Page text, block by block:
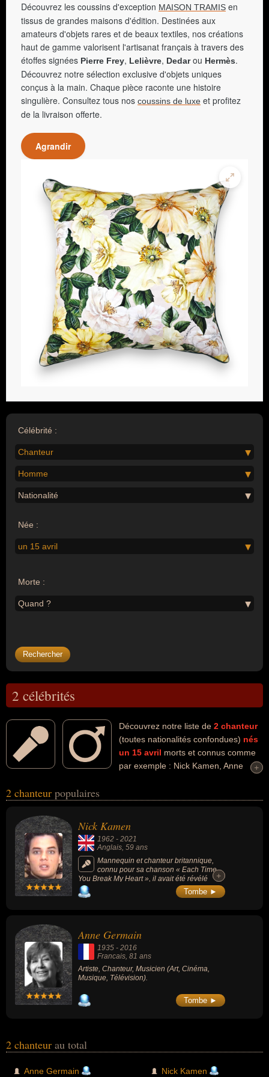
Découvrez les coussins d'exception MAISON TRAMIS en
tissus de grandes maisons d'édition. Destinées aux
amateurs d'objets rares et de beaux textiles, nos créations
haut de gamme valorisent l'artisanat français à travers des
étoffes signées Pierre Frey, Lelièvre, Dedarou Hermès.
Découvrez notre sélection exclusive d'objets uniques
conçus à la main. Chaque pièce raconte une histoire
singulière. Consultez tous nos coussins de luxe et profitez
de la livraison offerte.
Agrandir
Célébrité :
Chanteur
Homme
Nationalité
Née :
un 15 avril
Morte :
Quand ?
2 célébrités
Découvrez notre liste de 2 chanteur
(toutes nationalités confondues) nés
un 15 avril morts et connus comme
par exemple : Nick Kamen, Anne
liens variés dans les domaines de l'art, de la musique, de la pop,
avoir été artiste, chanteur de pop, mannequin ou musicien. En ce
qui concerne leurs nationalités au moment de leurs morts, ils
peuvent avoir été anglais ou francais par exemple.
+
+
2 chanteur populaires
Nick Kamen
1962 - 2021
Anglais, 59 ans
Mannequin et chanteur britannique,
connu pour sa chanson « Each Time
You Break My Heart », il avait été révélé
dans une célèbre publicité pour les jeans
Levi's et était l'ex-protégé de Madonna dans
+
+
Tombe ►
Anne Germain
1935 - 2016
Francais , 81 ans
Artiste, Chanteur, Musicien (Art, Cinéma,
Musique, Télévision).
Tombe ►
2 chanteur au total
Anne Germain Nick Kamen